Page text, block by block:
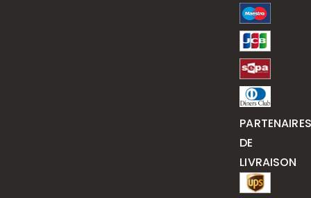
PARTENAIRES
DE
LIVRAISON